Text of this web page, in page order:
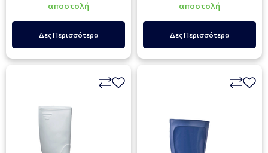
αποστολή
Δες Περισσότερα
αποστολή
Δες Περισσότερα